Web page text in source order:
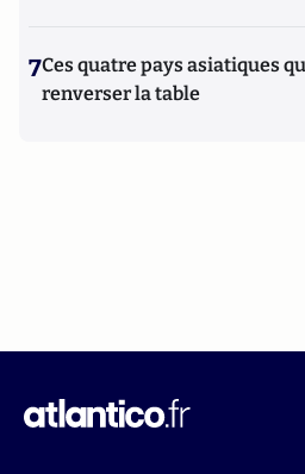
7Ces quatre pays asiatiques
renverser la table